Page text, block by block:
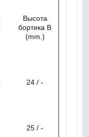
Высота
бортика В
(mm.)
24 / -
25 / -